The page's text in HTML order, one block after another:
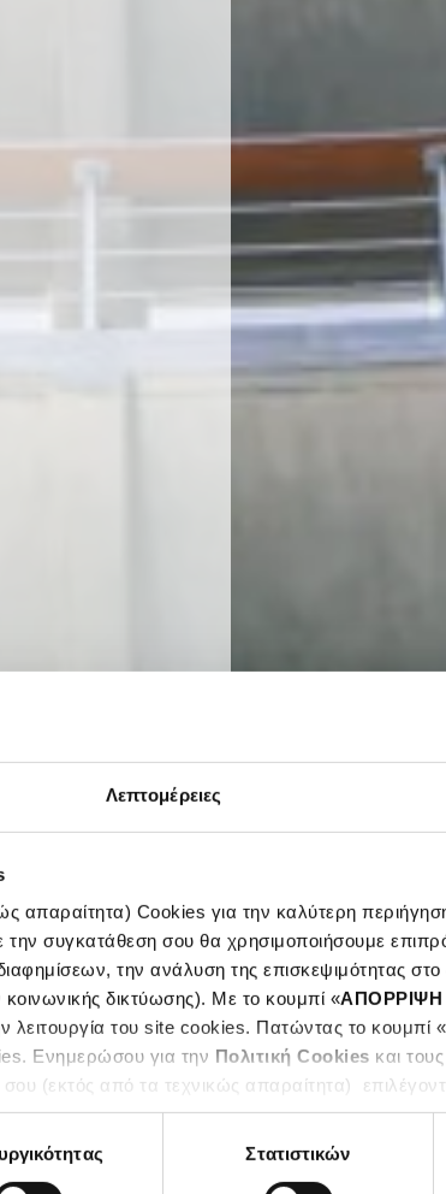
Λεπτομέρειες
απαραίτητα) Cookies για την καλύτερη
συγκατάθεση σου θα χρησιμοποιήσουμε
την ανάλυση της επισκεψιμότητας στο
δικτύωσης). Με το κουμπί «
λειτουργία του site cookies. Πατώντας το κουμπί «
Ενημερώσου για την Πολιτική Cookies και
σου (εκτός από τα τεχνικώς απαραίτητα)
Στατιστικών